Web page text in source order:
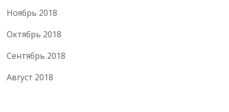
Ноябрь 2018
Октябрь 2018
Сентябрь 2018
Август 2018